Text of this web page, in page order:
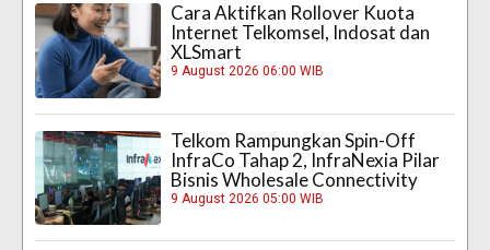
Cara Aktifkan Rollover Kuota
Internet Telkomsel, Indosat dan
XLSmart
9 August 2026 06:00 WIB
Telkom Rampungkan Spin-Off
InfraCo Tahap 2, InfraNexia Pilar
Bisnis Wholesale Connectivity
9 August 2026 05:00 WIB